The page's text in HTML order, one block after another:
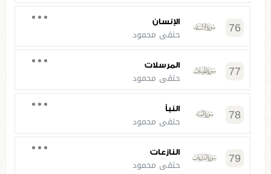
76 الإنسان
حنفي محمود
77 المرسلات
حنفي محمود
78 النبأ
حنفي محمود
79 النازعات
حنفي محمود